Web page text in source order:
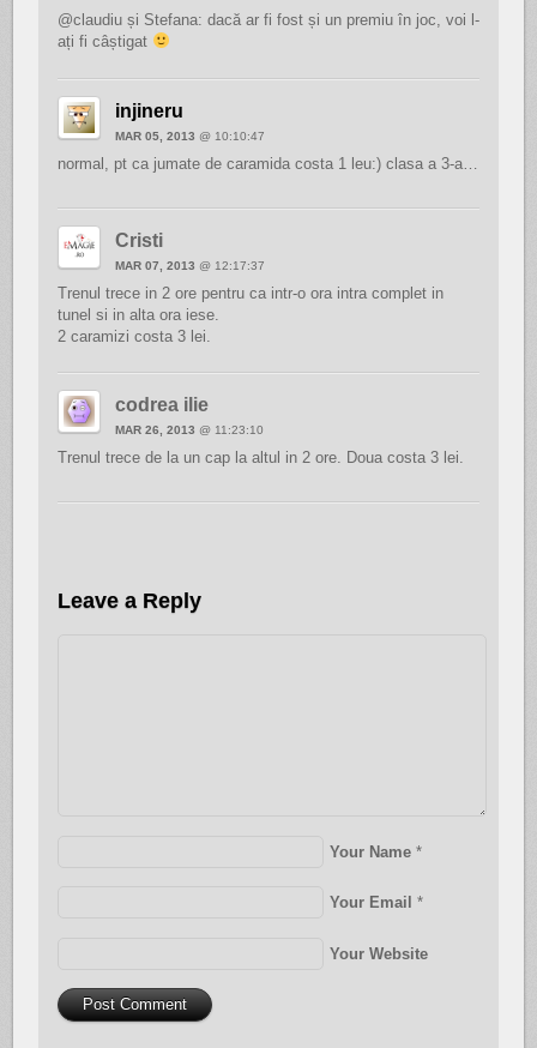
@claudiu și Stefana: dacă ar fi fost și un premiu în joc, voi l-
ați fi câștigat
injineru
MAR 05, 2013 @ 10:10:47
normal, pt ca jumate de caramida costa 1 leu:) clasa a 3-a…
Cristi
MAR 07, 2013 @ 12:17:37
Trenul trece in 2 ore pentru ca intr-o ora intra complet in
tunel si in alta ora iese.
2 caramizi costa 3 lei.
codrea ilie
MAR 26, 2013 @ 11:23:10
Trenul trece de la un cap la altul in 2 ore. Doua costa 3 lei.
Leave a Reply
Your Name *
Your Email *
Your Website